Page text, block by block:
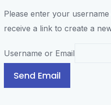
Please enter your
receive a link to create a
Username or Email
Send Email